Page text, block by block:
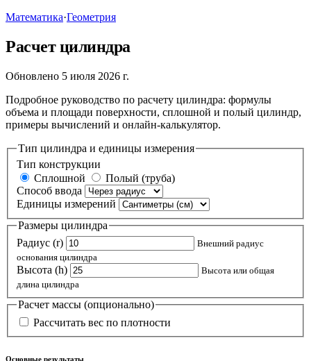
Математика·Геометрия
Расчет цилиндра
Обновлено 5 июля 2026 г.
Подробное руководство по расчету цилиндра: формулы
объема и площади поверхности, сплошной и полый цилиндр,
примеры вычислений и онлайн-калькулятор.
Тип цилиндра и единицы измерения
Тип конструкции
Сплошной
Полый (труба)
Способ ввода
Единицы измерений
Размеры цилиндра
Радиус (r)
Внешний радиус
основания цилиндра
Высота (h)
Высота или общая
длина цилиндра
Расчет массы (опционально)
Рассчитать вес по плотности
Основные результаты